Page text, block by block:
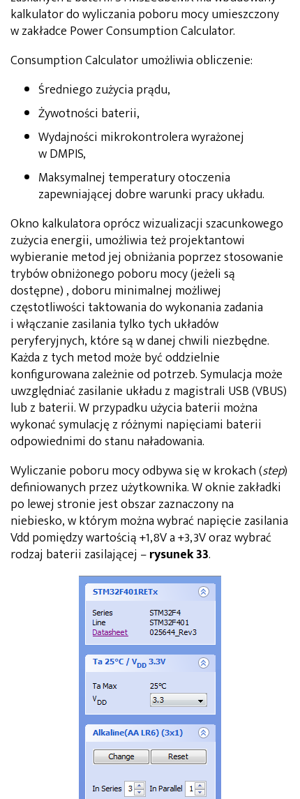
kalkulator do wyliczania poboru mocy umieszczony
w zakładce Power Consumption Calculator.
Consumption Calculator umożliwia obliczenie:
Średniego zużycia prądu,
Żywotności baterii,
Wydajności mikrokontrolera wyrażonej
w DMPIS,
Maksymalnej temperatury otoczenia
zapewniającej dobre warunki pracy układu.
Okno kalkulatora oprócz wizualizacji szacunkowego
zużycia energii, umożliwia też projektantowi
wybieranie metod jej obniżania poprzez stosowanie
trybów obniżonego poboru mocy (jeżeli są
dostępne) , doboru minimalnej możliwej
częstotliwości taktowania do wykonania zadania
i włączanie zasilania tylko tych układów
peryferyjnych, które są w danej chwili niezbędne.
Każda z tych metod może być oddzielnie
konfigurowana zależnie od potrzeb. Symulacja może
uwzględniać zasilanie układu z magistrali USB (VBUS)
lub z baterii. W przypadku użycia baterii można
wykonać symulację z różnymi napięciami baterii
odpowiednimi do stanu naładowania.
Wyliczanie poboru mocy odbywa się w krokach (step)
definiowanych przez użytkownika. W oknie zakładki
po lewej stronie jest obszar zaznaczony na
niebiesko, w którym można wybrać napięcie zasilania
Vdd pomiędzy wartością +1,8V a +3,3V oraz wybrać
rodzaj baterii zasilającej –rysunek 33.